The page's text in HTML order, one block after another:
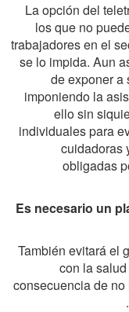
La opción del
los que no
trabajadores en el
se lo impida. Aun
de exponer a
imponiendo la
ello sin
individuales para
cuidadoras
obligadas
Es necesario un
¿También evitará
con la
consecuencia de